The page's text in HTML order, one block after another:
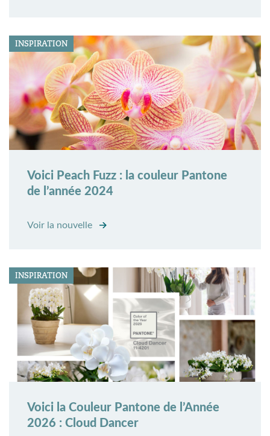
INSPIRATION
Voici Peach Fuzz : la couleur Pantone
de l’année 2024
Voir la nouvelle
INSPIRATION
Voici la Couleur Pantone de l’Année
2026 : Cloud Dancer